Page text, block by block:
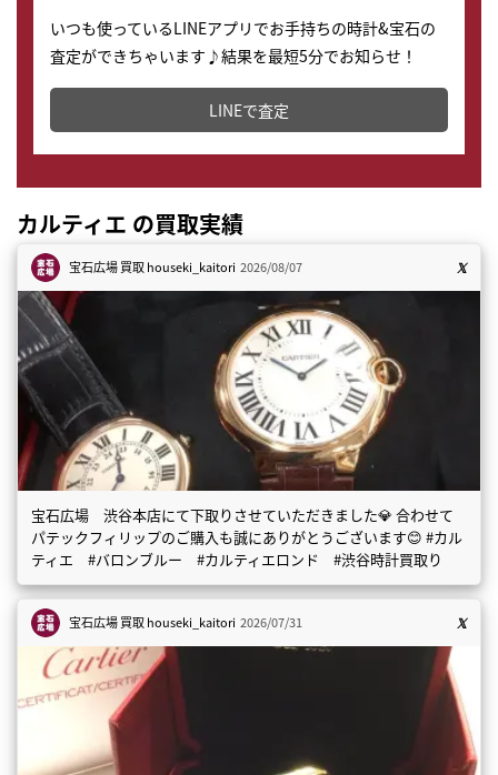
いつも使っているLINEアプリでお手持ちの時計&宝石の
査定ができちゃいます♪結果を最短5分でお知らせ！
どこからでもすぐに査定金額を知ることが出来ます。
LINEで査定
カルティエ の買取実績
宝石広場 買取houseki_kaitori 2026/08/07
宝石広場 渋谷本店にて下取りさせていただきました💎 合わせて
パテックフィリップのご購入も誠にありがとうございます😊 #カル
ティエ #バロンブルー #カルティエロンド #渋谷時計買取り
宝石広場 買取houseki_kaitori 2026/07/31